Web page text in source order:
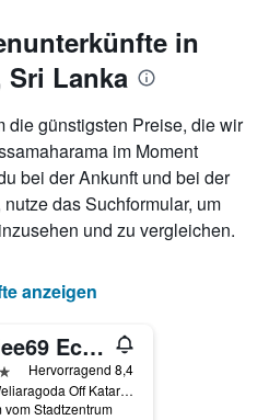
in
Sri Lanka
die günstigsten Preise, die wir
im Moment
bei der Ankunft und bei der
das Suchformular, um
und zu vergleichen.
anzeigen
Vallee69 Eco Leisure-Yala
Hervorragend 8,4
237 Weliaragoda Off Kataragama Road, Tissamaharama, Sri Lanka
vom Stadtzentrum